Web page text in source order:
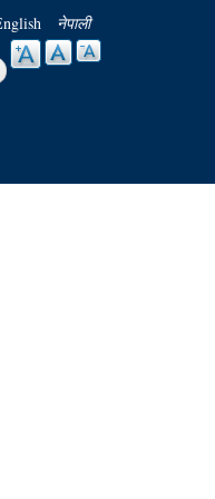
नेपाली